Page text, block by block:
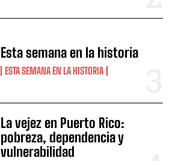
Esta semana en la historia
ESTA SEMANA EN LA HISTORIA
La vejez en Puerto Rico:
pobreza, dependencia y
vulnerabilidad